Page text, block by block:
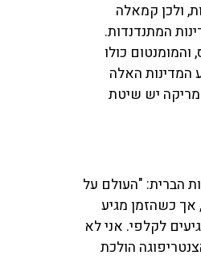
ולכן קמאלה
המתנדנדות.
והמומנטום כולו
האלה
יש שיטת
הברית: "העולם על
אך כשהזמן מגיע
לקלפי. אני לא
הולכת